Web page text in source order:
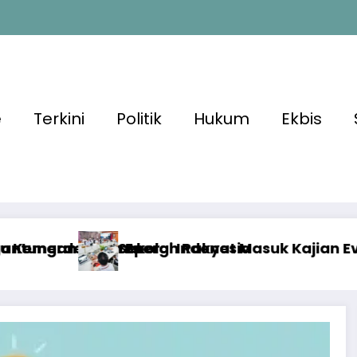
Terkini Politik Hukum Ekbis
Masuk Kajian Evidence-Based Policy
Sekolah